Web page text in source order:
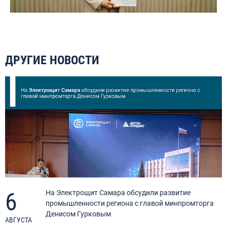
ДРУГИЕ НОВОСТИ
6
АВГУСТА
На Электрощит Самара обсудили развитие
промышленности региона с главой минпромторга
Денисом Гурковым